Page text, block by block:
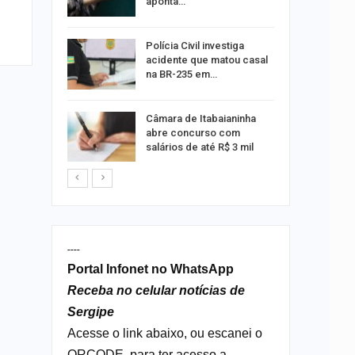
Polícia Civil investiga
acidente que matou casal
na BR-235 em…
Câmara de Itabaianinha
abre concurso com
salários de até R$ 3 mil
----
Portal Infonet no WhatsApp
Receba no celular notícias de
Sergipe
Acesse o link abaixo, ou escanei o